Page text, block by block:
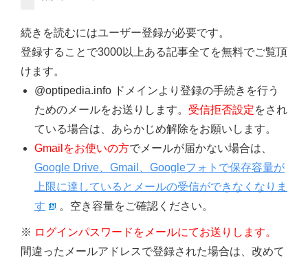
続きを読むにはユーザー登録が必要です。
登録することで3000以上ある記事全てを無料でご覧頂
けます。
@optipedia.info ドメインより登録の手続きを行う
ためのメールをお送りします。 受信拒否設定をされ
ている場合は、あらかじめ解除をお願いします。
Gmailをお使いの方でメールが届かない場合は、
Google Drive、Gmail、Googleフォトで保存容量が
上限に達しているとメールの受信ができなくなりま
す
。空き容量をご確認ください。
※ ログインパスワードをメールにてお送りします。
間違ったメールアドレスで登録された場合は、改めて